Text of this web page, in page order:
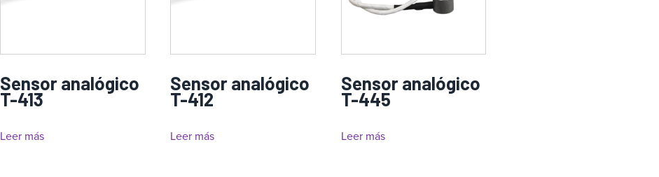
Sensor analógico
T-413
Leer más
Sensor analógico
T-412
Leer más
Sensor analógico
T-445
Leer más